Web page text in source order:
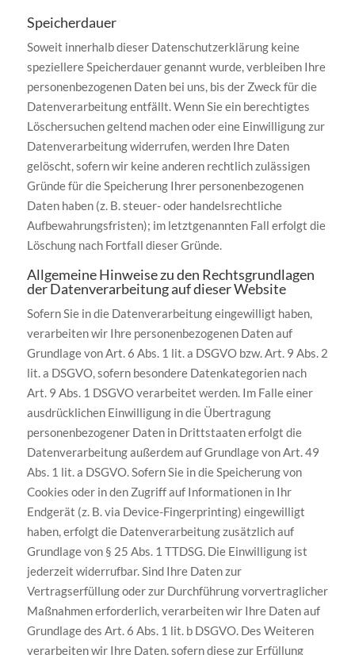
Speicherdauer
Soweit innerhalb dieser Datenschutzerklärung keine
speziellere Speicherdauer genannt wurde, verbleiben Ihre
personenbezogenen Daten bei uns, bis der Zweck für die
Datenverarbeitung entfällt. Wenn Sie ein berechtigtes
Löschersuchen geltend machen oder eine Einwilligung zur
Datenverarbeitung widerrufen, werden Ihre Daten
gelöscht, sofern wir keine anderen rechtlich zulässigen
Gründe für die Speicherung Ihrer personenbezogenen
Daten haben (z. B. steuer- oder handelsrechtliche
Aufbewahrungsfristen); im letztgenannten Fall erfolgt die
Löschung nach Fortfall dieser Gründe.
Allgemeine Hinweise zu den Rechtsgrundlagen
der Datenverarbeitung auf dieser Website
Sofern Sie in die Datenverarbeitung eingewilligt haben,
verarbeiten wir Ihre personenbezogenen Daten auf
Grundlage von Art. 6 Abs. 1 lit. a DSGVO bzw. Art. 9 Abs. 2
lit. a DSGVO, sofern besondere Datenkategorien nach
Art. 9 Abs. 1 DSGVO verarbeitet werden. Im Falle einer
ausdrücklichen Einwilligung in die Übertragung
personenbezogener Daten in Drittstaaten erfolgt die
Datenverarbeitung außerdem auf Grundlage von Art. 49
Abs. 1 lit. a DSGVO. Sofern Sie in die Speicherung von
Cookies oder in den Zugriff auf Informationen in Ihr
Endgerät (z. B. via Device-Fingerprinting) eingewilligt
haben, erfolgt die Datenverarbeitung zusätzlich auf
Grundlage von § 25 Abs. 1 TTDSG. Die Einwilligung ist
jederzeit widerrufbar. Sind Ihre Daten zur
Vertragserfüllung oder zur Durchführung vorvertraglicher
Maßnahmen erforderlich, verarbeiten wir Ihre Daten auf
Grundlage des Art. 6 Abs. 1 lit. b DSGVO. Des Weiteren
verarbeiten wir Ihre Daten, sofern diese zur Erfüllung